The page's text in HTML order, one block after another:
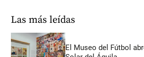
Las más leídas
El Museo del Fútbol